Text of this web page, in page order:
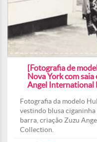
[Fotografia de
Nova York com saia
Angel International
Fotografia da modelo
vestindo blusa ciganinha
barra, criação Zuzu
Collection.